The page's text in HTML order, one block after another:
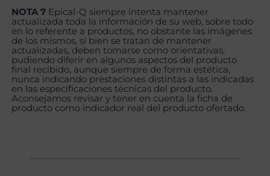
NOTA 7 Epical-Q siempre intenta mantener
actualizada toda la información de su web, sobre todo
en lo referente a productos, no obstante las imágenes
de los mismos, si bien se tratan de mantener
actualizadas, deben tomarse como orientativas,
pudiendo diferir en algunos aspectos del producto
final recibido, aunque siempre de forma estética,
nunca indicando prestaciones distintas a las indicadas
en las especificaciones técnicas del producto.
Aconsejamos revisar y tener en cuenta la ficha de
producto como indicador real del producto ofertado.